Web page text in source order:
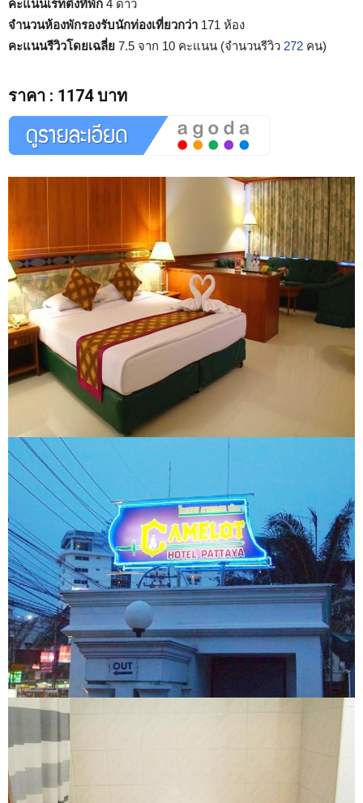
คะแนนเรทติ้งที่พัก 4 ดาว
จำนวนห้องพักรองรับนักท่องเที่ยวกว่า 171 ห้อง
คะแนนรีวิวโดยเฉลี่ย 7.5 จาก 10 คะแนน (จำนวนรีวิว 272 คน)
ราคา : 1174 บาท